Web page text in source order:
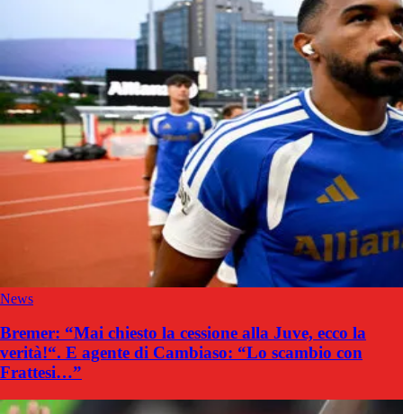
News
Bremer: “Mai chiesto la cessione alla Juve, ecco la
verità!“. E agente di Cambiaso: “Lo scambio con
Frattesi…”